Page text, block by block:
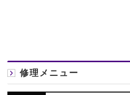
修理メニュー